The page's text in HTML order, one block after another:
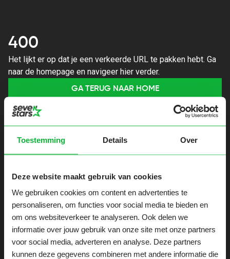
Toestemming Details Over
Deze website maakt gebruik van cookies
We gebruiken cookies om content en advertenties te
personaliseren, om functies voor social media te bieden en
om ons websiteverkeer te analyseren. Ook delen we
informatie over jouw gebruik van onze site met onze partners
voor social media, adverteren en analyse. Deze partners
kunnen deze gegevens combineren met andere informatie die
400
Het lijkt er op dat je een verkeerde URL te pakken hebt. Ga
naar de homepage en navigeer hier verder.
GA TERUG NAAR HOME